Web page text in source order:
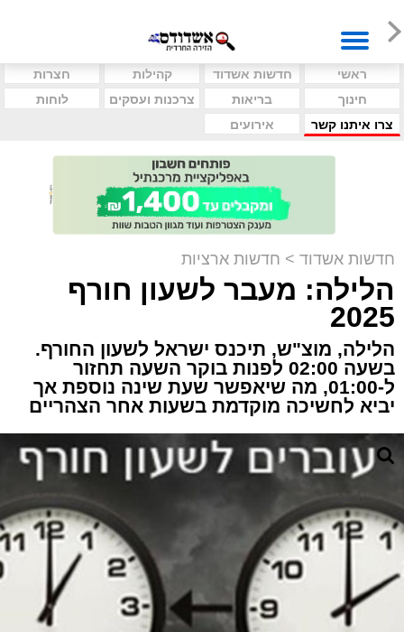
ראשי חדשות אשדוד קהילות
חצרות
חינוך
בריאות צרכנות ועסקים
לוחות
צרו איתנו קשר
אירועים
חדשות אשדוד > חדשות ארציות
הלילה: מעבר לשעון חורף
2025
הלילה, מוצ"ש, תיכנס ישראל לשעון החורף.
בשעה 02:00 לפנות בוקר השעה תחזור
ל-01:00, מה שיאפשר שעת שינה נוספת אך
יביא לחשיכה מוקדמת בשעות אחר הצהריים